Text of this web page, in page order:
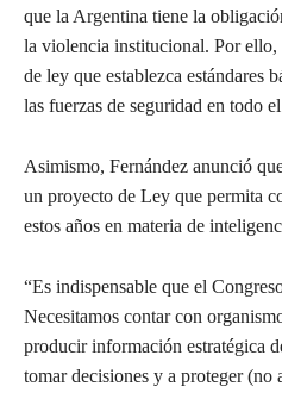
que la Argentina tiene la
la violencia institucional. Por
de ley que establezca estándares
las fuerzas de seguridad en todo
Asimismo, Fernández anunció
un proyecto de Ley que permita
estos años en materia de
“Es indispensable que el
Necesitamos contar con
producir información estratégica
tomar decisiones y a proteger (no